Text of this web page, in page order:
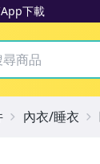
App下載
拍賣
內衣/睡衣